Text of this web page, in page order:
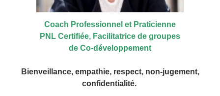
Coach Professionnel et Praticienne
PNL Certifiée, Facilitatrice de groupes
de Co-développement
Bienveillance, empathie, respect, non-jugement,
confidentialité.